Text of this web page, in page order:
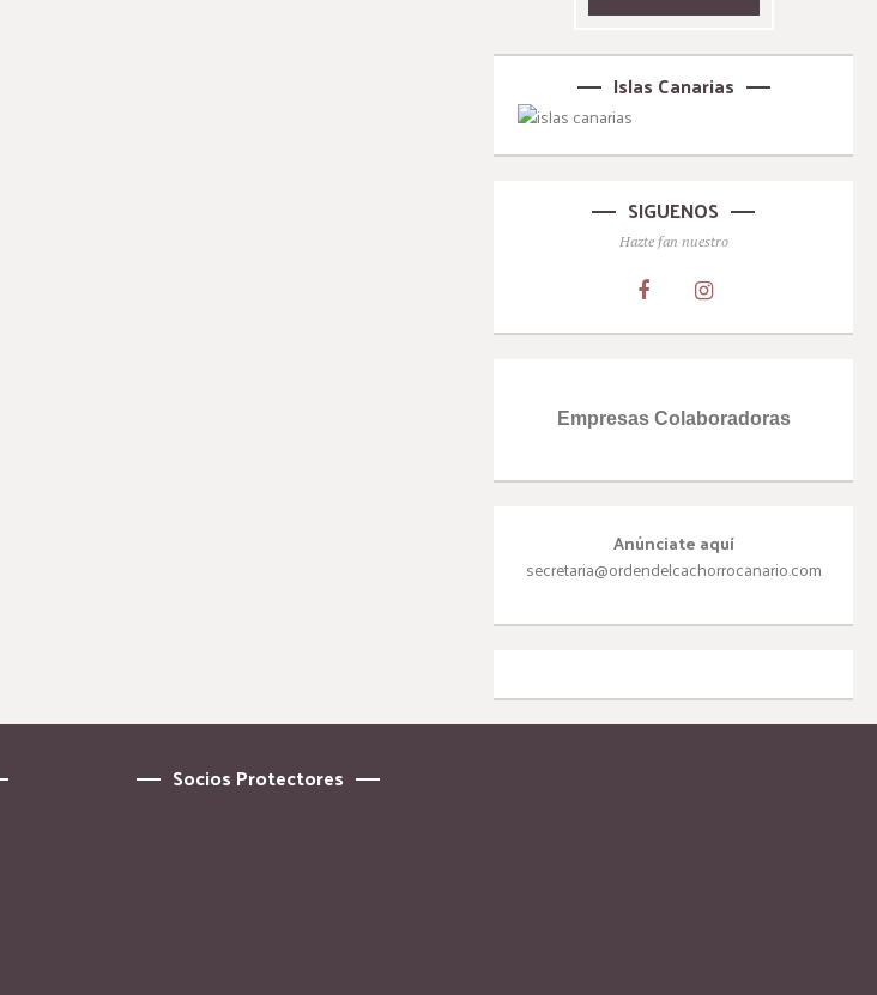
Islas Canarias
SIGUENOS
Hazte fan nuestro
Empresas Colaboradoras
Anúnciate aquí
secretaria@ordendelcachorrocanario.com
Socios Protectores